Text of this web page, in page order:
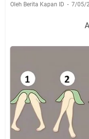
Oleh Berita Kapan ID 7/05/